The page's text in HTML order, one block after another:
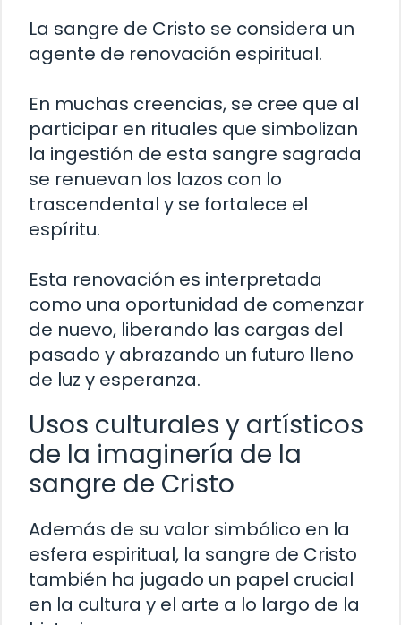
La sangre de Cristo se considera un
agente de renovación espiritual.
En muchas creencias, se cree que al
participar en rituales que simbolizan
la ingestión de esta sangre sagrada
se renuevan los lazos con lo
trascendental y se fortalece el
espíritu.
Esta renovación es interpretada
como una oportunidad de comenzar
de nuevo, liberando las cargas del
pasado y abrazando un futuro lleno
de luz y esperanza.
Usos culturales y artísticos
de la imaginería de la
sangre de Cristo
Además de su valor simbólico en la
esfera espiritual, la sangre de Cristo
también ha jugado un papel crucial
en la cultura y el arte a lo largo de la